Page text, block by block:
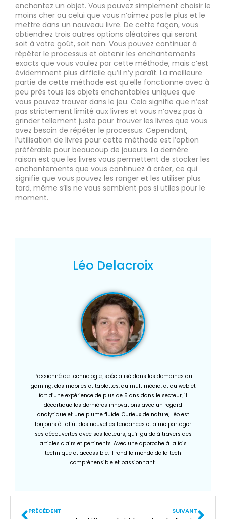
enchantez un objet. Vous pouvez simplement choisir le
moins cher ou celui que vous n’aimez pas le plus et le
mettre dans un nouveau livre. De cette façon, vous
obtiendrez trois autres options aléatoires qui seront
soit à votre goût, soit non. Vous pouvez continuer à
répéter le processus et obtenir les enchantements
exacts que vous voulez par cette méthode, mais c’est
évidemment plus difficile qu’il n’y paraît. La meilleure
partie de cette méthode est qu’elle fonctionne avec à
peu près tous les objets enchantables uniques que
vous pouvez trouver dans le jeu. Cela signifie que n’est
pas strictement limité aux livres et vous n’avez pas à
grinder tellement juste pour trouver les livres que vous
avez besoin de répéter le processus. Cependant,
l’utilisation de livres pour cette méthode est l’option
préférable pour beaucoup de joueurs. La dernère
raison est que les livres vous permettent de stocker les
enchantements que vous continuez à créer, ce qui
signifie que vous pouvez les ranger et les utiliser plus
tard, même s’ils ne vous semblent pas si utiles pour le
moment.
Léo Delacroix
Passionné de technologie, spécialisé dans les domaines du
gaming, des mobiles et tablettes, du multimédia, et du web et
fort d’une expérience de plus de 5 ans dans le secteur, il
décortique les dernières innovations avec un regard
analytique et une plume fluide. Curieux de nature, Léo est
toujours à l'affût des nouvelles tendances et aime partager
ses découvertes avec ses lecteurs, qu’il guide à travers des
articles clairs et pertinents. Avec une approche à la fois
technique et accessible, il rend le monde de la tech
compréhensible et passionnant.
PRÉCÉDENT SUIVANT